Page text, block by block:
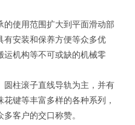
使用范围扩大到平面滑动部
有安装和保养方便等众多优
运机构等不可或缺的机械零
柱滚子直线导轨为主，并有
键等丰富多样的各种系列，
客户的交口称赞。